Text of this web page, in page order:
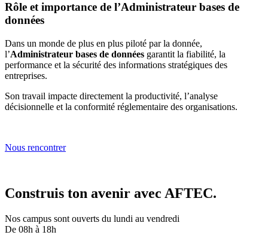
Rôle et importance de l’Administrateur bases de
données
Dans un monde de plus en plus piloté par la donnée,
l’Administrateur bases de données garantit la fiabilité, la
performance et la sécurité des informations stratégiques des
entreprises.
Son travail impacte directement la productivité, l’analyse
décisionnelle et la conformité réglementaire des organisations.
Nous rencontrer
Construis ton avenir avec AFTEC.
Nos campus sont ouverts du lundi au vendredi
De 08h à 18h